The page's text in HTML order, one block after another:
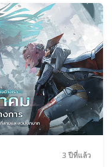
3 ปีที่แล้ว